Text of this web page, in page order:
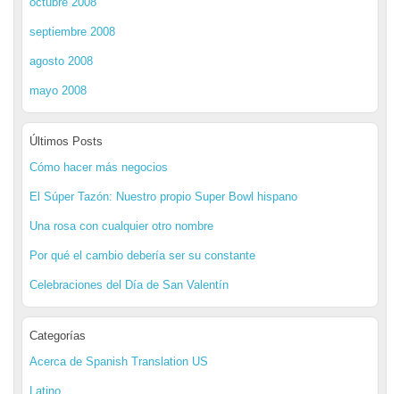
septiembre 2008
agosto 2008
mayo 2008
Últimos Posts
Cómo hacer más negocios
El Súper Tazón: Nuestro propio Super Bowl hispano
Una rosa con cualquier otro nombre
Por qué el cambio debería ser su constante
Celebraciones del Día de San Valentín
Categorías
Acerca de Spanish Translation US
Latino